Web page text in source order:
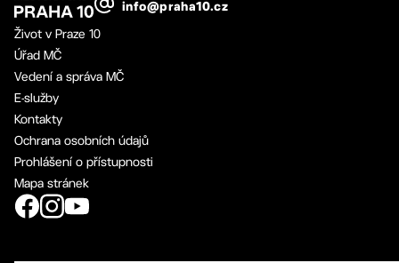
info@praha10.cz
Život v Praze 10
Úřad MČ
Vedení a správa MČ
E-služby
Kontakty
Ochrana osobních údajů
Prohlášení o přístupnosti
Mapa stránek